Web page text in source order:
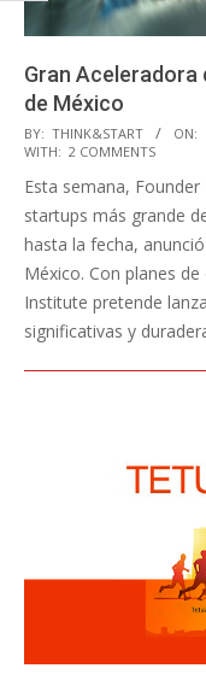
Gran Aceleradora
de México
2014-
05-
06
BY: THINK&START ON:
WITH: 2 COMMENTS
Esta semana,
startups más grande
hasta la fecha,
México. Con planes
Institute pretende
significativas y